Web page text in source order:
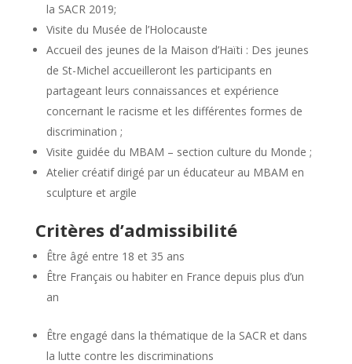
la SACR 2019;
Visite du Musée de l’Holocauste
Accueil des jeunes de la Maison d’Haïti : Des jeunes
de St-Michel accueilleront les participants en
partageant leurs connaissances et expérience
concernant le racisme et les différentes formes de
discrimination ;
Visite guidée du MBAM – section culture du Monde ;
Atelier créatif dirigé par un éducateur au MBAM en
sculpture et argile
Critères d’admissibilité
Être âgé entre 18 et 35 ans
Être Français ou habiter en France depuis plus d’un
an
Être engagé dans la thématique de la SACR et dans
la lutte contre les discriminations